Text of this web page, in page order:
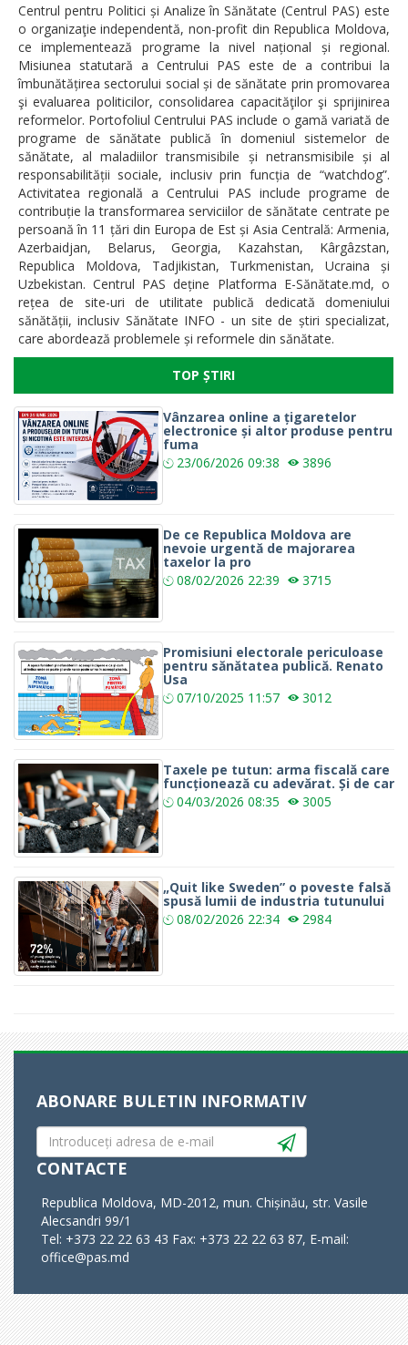
Centrul pentru Politici și Analize în Sănătate (Centrul PAS) este
o organizaţie independentă, non-profit din Republica Moldova,
ce implementează programe la nivel național și regional.
Misiunea statutară a Centrului PAS este de a contribui la
îmbunătățirea sectorului social și de sănătate prin promovarea
şi evaluarea politicilor, consolidarea capacităţilor şi sprijinirea
reformelor. Portofoliul Centrului PAS include o gamă variată de
programe de sănătate publică în domeniul sistemelor de
sănătate, al maladiilor transmisibile și netransmisibile și al
responsabilității sociale, inclusiv prin funcția de “watchdog”.
Activitatea regională a Centrului PAS include programe de
contribuție la transformarea serviciilor de sănătate centrate pe
persoană în 11 țări din Europa de Est și Asia Centrală: Armenia,
Azerbaidjan, Belarus, Georgia, Kazahstan, Kârgâzstan,
Republica Moldova, Tadjikistan, Turkmenistan, Ucraina și
Uzbekistan. Centrul PAS deține Platforma E-Sănătate.md, o
rețea de site-uri de utilitate publică dedicată domeniului
sănătății, inclusiv Sănătate INFO - un site de știri specializat,
care abordează problemele și reformele din sănătate.
TOP ȘTIRI
Vânzarea online a țigaretelor
electronice și altor produse pentru
fuma
23/06/2026 09:38 3896
De ce Republica Moldova are
nevoie urgentă de majorarea
taxelor la pro
08/02/2026 22:39 3715
Promisiuni electorale periculoase
pentru sănătatea publică. Renato
Usa
07/10/2025 11:57 3012
Taxele pe tutun: arma fiscală care
funcționează cu adevărat. Și de car
04/03/2026 08:35 3005
„Quit like Sweden” o poveste falsă
spusă lumii de industria tutunului
08/02/2026 22:34 2984
ABONARE BULETIN INFORMATIV
CONTACTE
Republica Moldova, MD-2012, mun. Chișinău, str. Vasile
Alecsandri 99/1
Tel: +373 22 22 63 43 Fax: +373 22 22 63 87, E-mail:
office@pas.md